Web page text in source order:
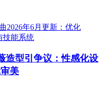
造型引争议：性感化设
美